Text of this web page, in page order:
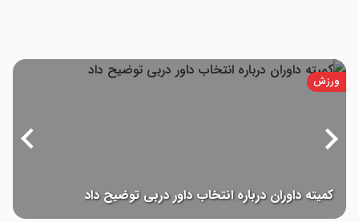
ورزش
طارمی بعد از بازی با رئال، دوباره گل زد!